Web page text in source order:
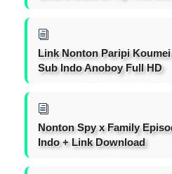
Link Nonton Paripi
Sub Indo Anoboy Full HD
Nonton Spy x Family
Indo + Link Download